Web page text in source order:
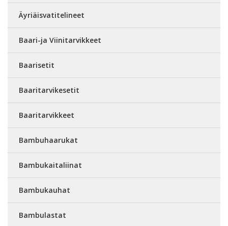
Äyriäisvatitelineet
Baari-ja Viinitarvikkeet
Baarisetit
Baaritarvikesetit
Baaritarvikkeet
Bambuhaarukat
Bambukaitaliinat
Bambukauhat
Bambulastat